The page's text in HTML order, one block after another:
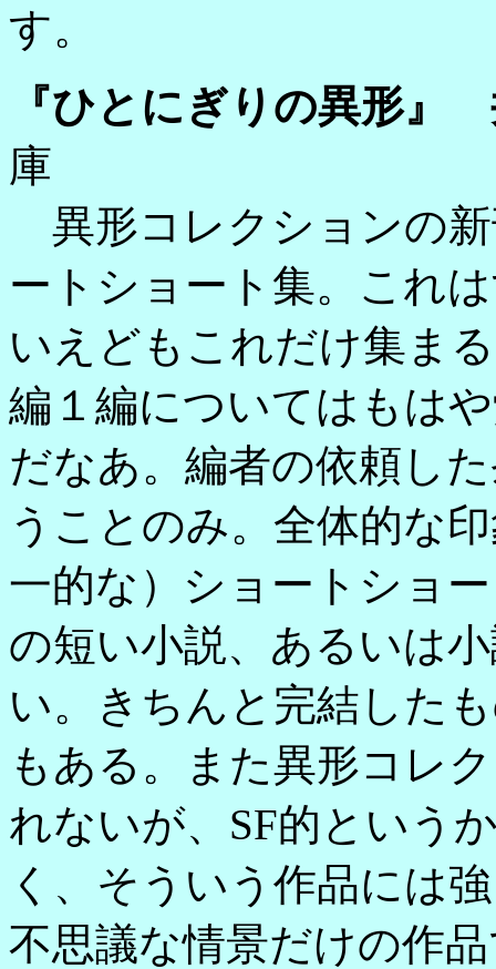
す。
『ひとにぎりの異形』
庫
異形コレクションの
ートショート集。これ
いえどもこれだけ集ま
編１編についてはもは
だなあ。編者の依頼し
うことのみ。全体的な
一的な）ショートショ
の短い小説、あるいは
い。きちんと完結した
もある。また異形コレ
れないが、SF的という
く、そういう作品には
不思議な情景だけの作